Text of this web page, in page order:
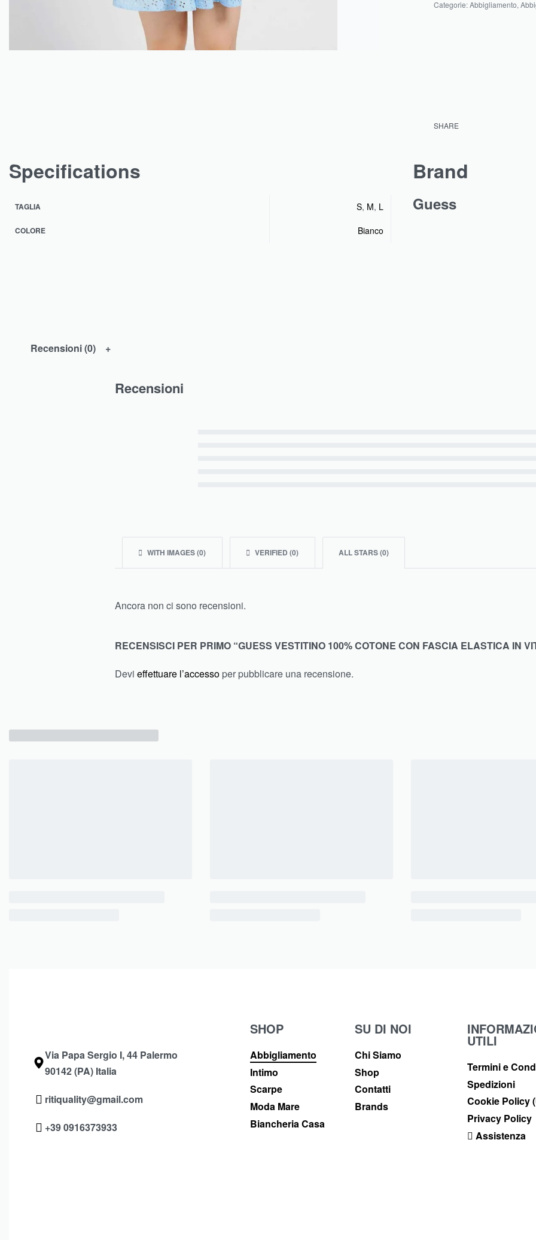
Categorie:Abbigliamento,
SHARE
Specifications
TAGLIA S, M, L
COLORE Bianco
Brand
Guess
Recensioni (0)
Recensioni
WITH IMAGES (0) VERIFIED (0) ALL STARS (0)
Ancora non ci sono recensioni.
RECENSISCI PER PRIMO “GUESS VESTITINO 100% COTONE CON FASCIA ELASTICA IN
Devi effettuare l’accesso per pubblicare una recensione.
Via Papa Sergio I, 44 Palermo
90142 (PA) Italia
ritiquality@gmail.com
+39 0916373933
SHOP
Abbigliamento
Intimo
Scarpe
Moda Mare
Biancheria Casa
SU DI NOI
Chi Siamo
Shop
Contatti
Brands
UTILI
Termini e
Spedizioni
Cookie Policy
Privacy Policy
Assistenza